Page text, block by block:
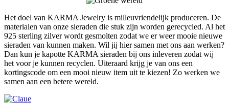
Het doel van KARMA Jewelry is milleuvriendelijk produceren. De
materialen van onze sieraden die stuk zijn worden gerecycled. Al het
925 sterling zilver wordt gesmolten zodat we er weer mooie nieuwe
sieraden van kunnen maken. Wil jij hier samen met ons aan werken?
Dan kun je kapotte KARMA sieraden bij ons inleveren zodat wij
het voor je kunnen recyclen. Uiteraard krijg je van ons een
kortingscode om een mooi nieuw item uit te kiezen! Zo werken we
samen aan een betere wereld.